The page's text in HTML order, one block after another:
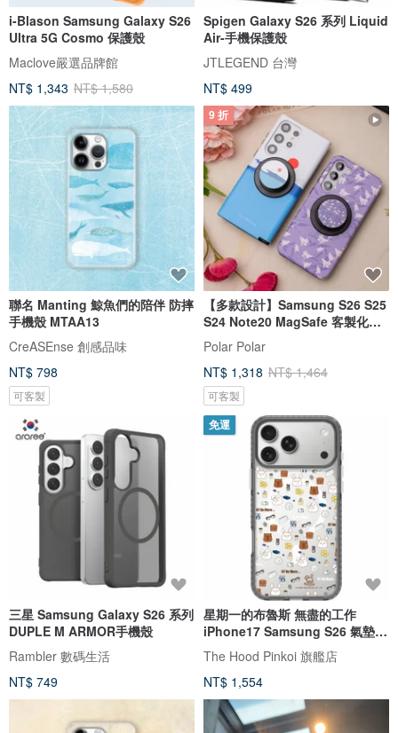
i-Blason Samsung Galaxy S26
Ultra 5G Cosmo 保護殼
Maclove嚴選品牌館
NT$ 1,343 NT$ 1,580
Spigen Galaxy S26 系列 Liquid
Air-手機保護殼
JTLEGEND 台灣
NT$ 499
聯名 Manting 鯨魚們的陪伴 防摔
手機殼 MTAA13
CreASEnse 創感品味
NT$ 798
可客製
9 折
【多款設計】Samsung S26 S25
S24 Note20 MagSafe 客製化手
機殼
Polar Polar
NT$ 1,318 NT$ 1,464
可客製
三星 Samsung Galaxy S26 系列
DUPLE M ARMOR手機殼
Rambler 數碼生活
NT$ 749
免運
星期一的布魯斯 無盡的工作
iPhone17 Samsung S26 氣墊標
準防摔
The Hood Pinkoi 旗艦店
NT$ 1,554